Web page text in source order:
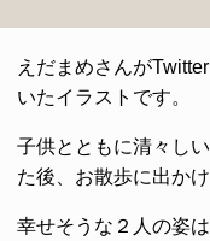
えだまめさんが
いたイラストです。
子供とともに清々し
た後、お散歩に出か
幸せそうな２人の姿